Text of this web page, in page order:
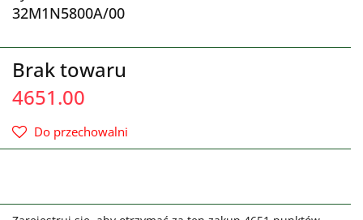
32M1N5800A/00
Brak towaru
4651.00
Do przechowalni